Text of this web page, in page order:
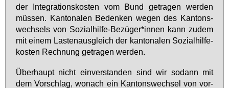
der In­te­gra­ti­ons­kos­ten vom Bund ge­tra­gen wer­den
müs­sen. Kan­to­na­len Be­den­ken we­gen des Kan­tons­
wech­sels von So­zi­al­hil­fe-Be­zü­ger*in­nen kann zu­dem
mit ei­nem Las­ten­aus­gleich der kan­to­na­len So­zi­al­hil­fe­
kos­ten Rech­nung ge­tra­gen wer­den.
Über­haupt nicht ein­ver­stan­den sind wir so­dann mit
dem Vor­schlag, wo­nach ein Kan­tons­wech­sel von vor­